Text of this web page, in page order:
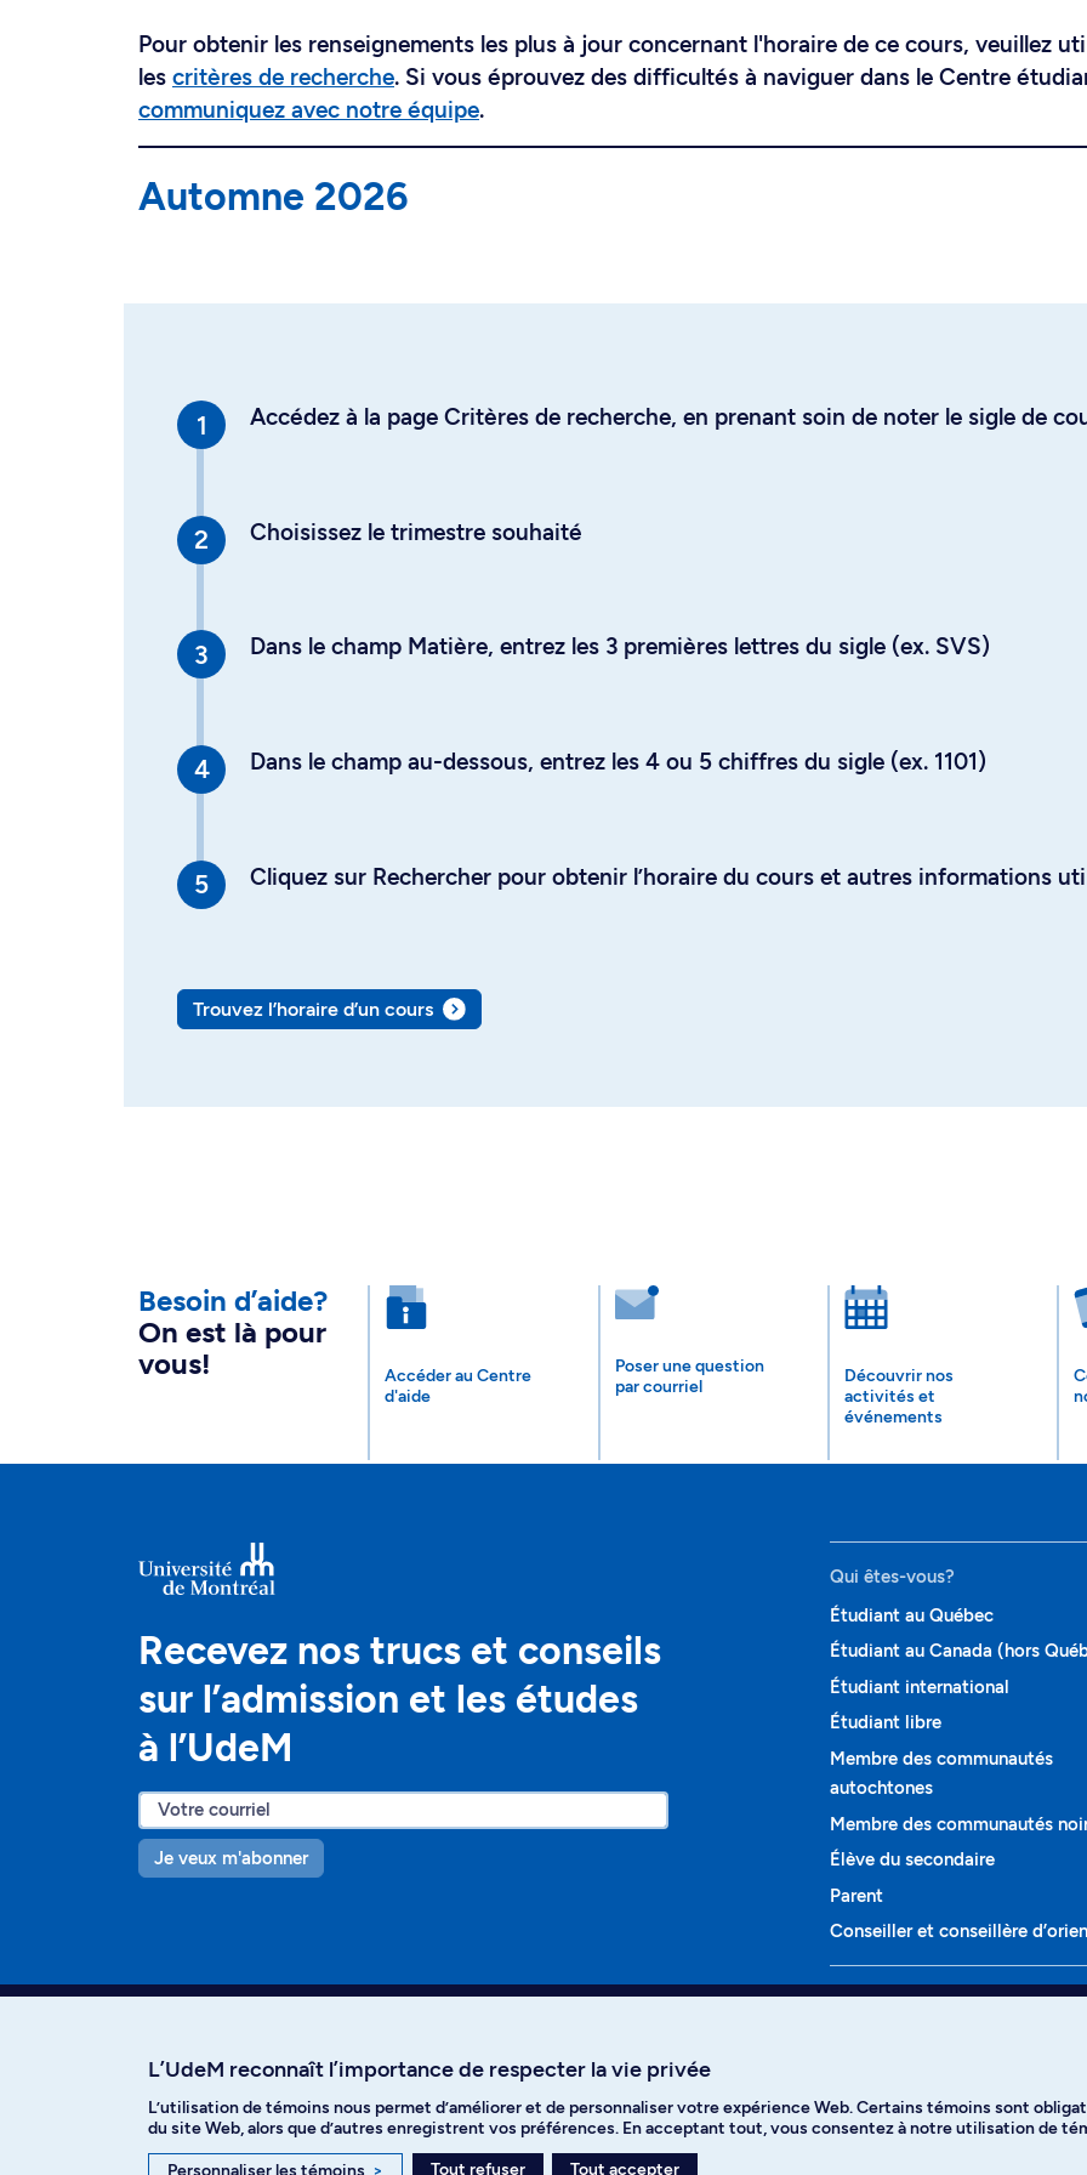
Pour obtenir les renseignements les plus à jour concernant l'horaire de ce cours, veuillez
les critères de recherche. Si vous éprouvez des difficultés à naviguer dans le Centre
communiquez avec notre équipe.
Automne 2026
Accédez à la page Critères de recherche, en prenant soin de noter le sigle de
Choisissez le trimestre souhaité
Dans le champ Matière, entrez les 3 premières lettres du sigle (ex. SVS)
Dans le champ au-dessous, entrez les 4 ou 5 chiffres du sigle (ex. 1101)
Cliquez sur Rechercher pour obtenir l’horaire du cours et autres informations
Trouvez l’horaire d’un cours
Besoin d’aide?
On est là pour
vous!
Accéder au Centre
d'aide
Poser une question
par courriel
Découvrir nos
activités et
événements
Recevez nos trucs et conseils
sur l’admission et les études
à l’UdeM
Je veux m'abonner
Qui êtes-vous?
Étudiant au Québec
Étudiant au Canada (hors
Étudiant international
Étudiant libre
Membre des communautés
autochtones
Membre des communautés
Élève du secondaire
Parent
Conseiller et conseillère
Programmes et cours
Facebook Instagram TikTok YouTube Spotify
L’UdeM reconnaît l’importance de respecter la vie privée
L’utilisation de témoins nous permet d’améliorer et de personnaliser votre expérience Web. Certains témoins sont
du site Web, alors que d’autres enregistrent vos préférences. En acceptant tout, vous consentez à notre utilisation de
Personnaliser les témoins > Tout refuser Tout accepter